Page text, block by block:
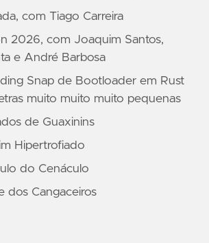
com Tiago Carreira
2026, com Joaquim Santos,
e André Barbosa
Snap de Bootloader em Rust
muito muito muito pequenas
de Guaxinins
Hipertrofiado
do Cenáculo
dos Cangaceiros